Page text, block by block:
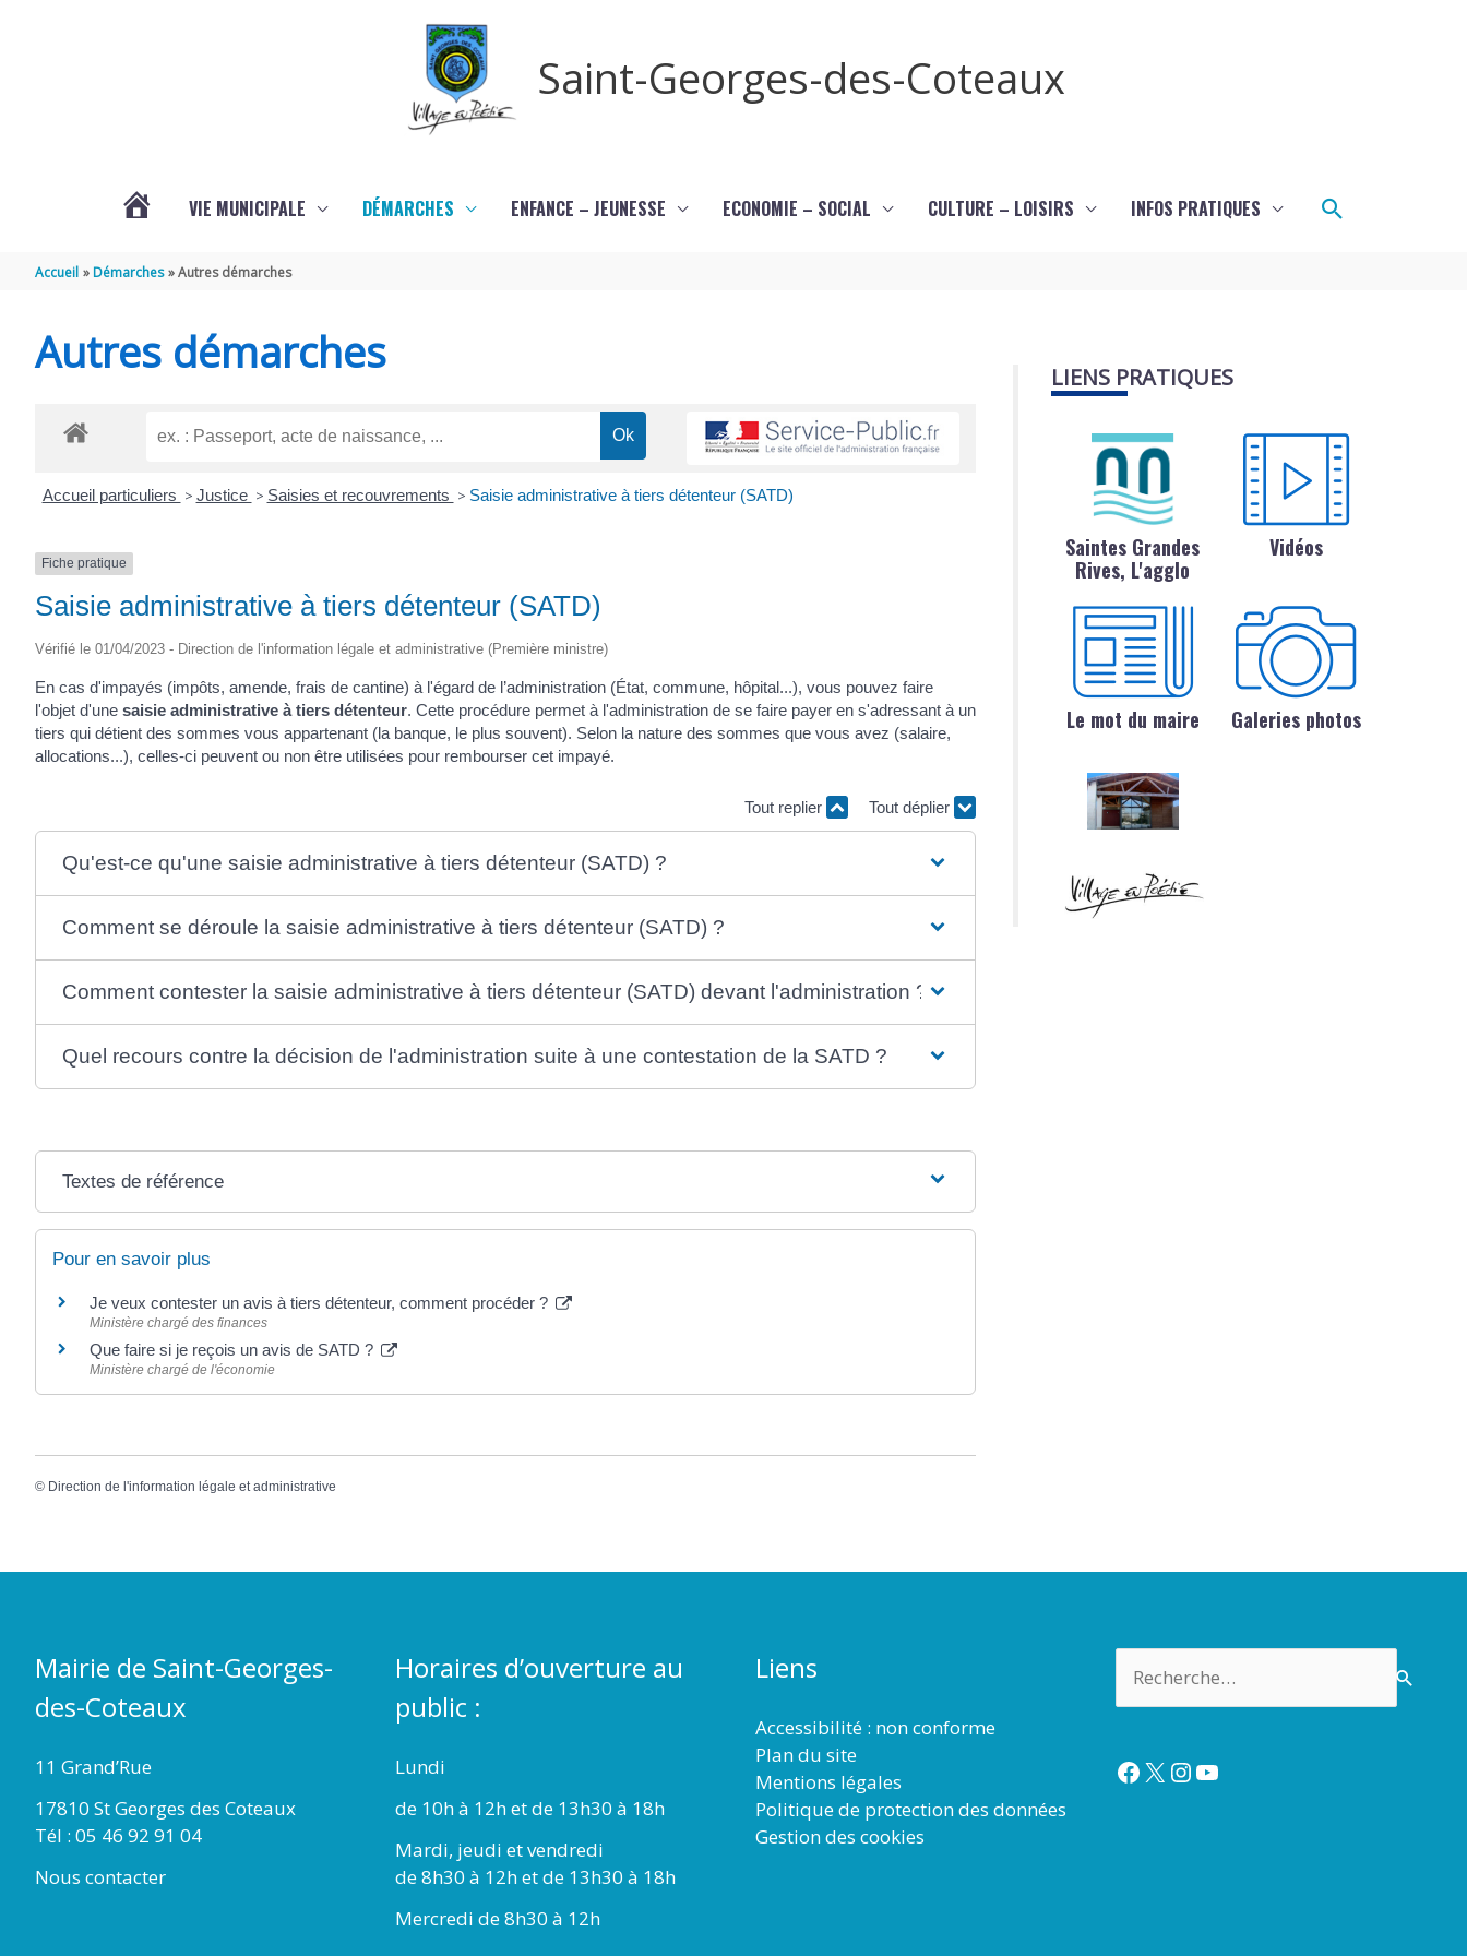
Saint-Georges-des-Coteaux
VIE MUNICIPALE DÉMARCHES ENFANCE – JEUNESSE ECONOMIE – SOCIAL CULTURE – LOISIRS INFOS PRATIQUES Rechercher
Accueil Démarches Autres démarches
Autres démarches
Accueil particuliers > Justice > Saisies et recouvrements > Saisie administrative à tiers détenteur (SATD)
Fiche pratique
Saisie administrative à tiers détenteur (SATD)
Vérifié le 01/04/2023 - Direction de l'information légale et administrative (Première ministre)
En cas d'impayés (impôts, amende, frais de cantine) à l'égard de l’administration (État, commune, hôpital...), vous pouvez faire
l'objet d'une saisie administrative à tiers détenteur. Cette procédure permet à l'administration de se faire payer en s'adressant à un
tiers qui détient des sommes vous appartenant (la banque, le plus souvent). Selon la nature des sommes que vous avez (salaire,
allocations...), celles-ci peuvent ou non être utilisées pour rembourser cet impayé.
Tout replier Tout déplier
Qu'est-ce qu'une saisie administrative à tiers détenteur (SATD) ?
Comment se déroule la saisie administrative à tiers détenteur (SATD) ?
Comment contester la saisie administrative à tiers détenteur (SATD) devant l'administration ?
Quel recours contre la décision de l'administration suite à une contestation de la SATD ?
Textes de référence
Pour en savoir plus
Je veux contester un avis à tiers détenteur, comment procéder ?
Ministère chargé des finances
Que faire si je reçois un avis de SATD ?
Ministère chargé de l'économie
© Direction de l'information légale et administrative
LIENS PRATIQUES
Saintes Grandes
Rives, L'agglo
Vidéos
Le mot du maire Galeries photos
Mairie de Saint-Georges-
des-Coteaux
11 Grand’Rue
17810 St Georges des Coteaux
Tél : 05 46 92 91 04
Nous contacter
Horaires d’ouverture au
public :
Lundi
de 10h à 12h et de 13h30 à 18h
Mardi, jeudi et vendredi
de 8h30 à 12h et de 13h30 à 18h
Mercredi de 8h30 à 12h
Liens
Accessibilité : non conforme
Plan du site
Mentions légales
Politique de protection des données
Gestion des cookies
Facebook
X Instagram
YouTube